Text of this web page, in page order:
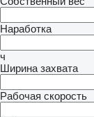
Наработка
ч
Ширина захвата
Рабочая скорость